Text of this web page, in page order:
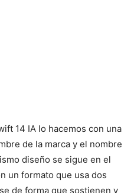
14 IA lo hacemos con una
de la marca y el nombre
diseño se sigue en el
un formato que usa dos
de forma que sostienen y